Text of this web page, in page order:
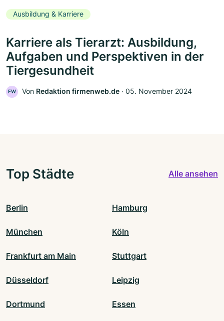
Ausbildung & Karriere
Karriere als Tierarzt: Ausbildung,
Aufgaben und Perspektiven in der
Tiergesundheit
FW Von Redaktion firmenweb.de ‧ 05. November 2024
Top Städte Alle ansehen
Berlin Hamburg
München Köln
Frankfurt am Main Stuttgart
Düsseldorf Leipzig
Dortmund Essen